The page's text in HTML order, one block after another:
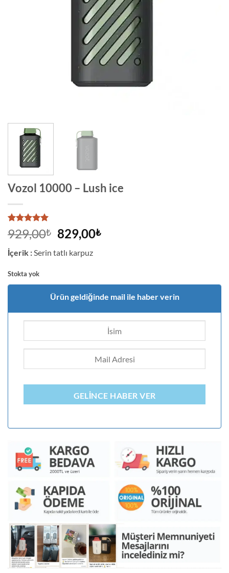
Vozol 10000 – Lush ice
2
müşteri
puanına
dayanarak
5 üzerinden
929,00₺ Orijinal
fiyat:
929,00₺.
829,00₺Şu
İçerik :Serin tatlı karpuz
Stokta yok
Ürün geldiğinde mail ile haber verin
GELINCE HABER VER